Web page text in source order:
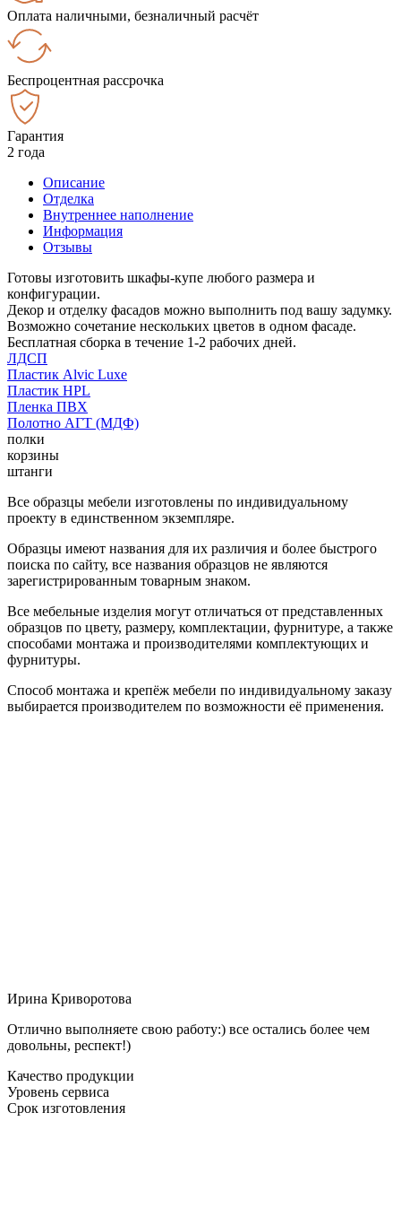
Оплата наличными, безналичный расчёт
Беспроцентная рассрочка
Гарантия
2 года
Описание
Отделка
Внутреннее наполнение
Информация
Отзывы
Готовы изготовить шкафы-купе любого размера и
конфигурации.
Декор и отделку фасадов можно выполнить под вашу задумку.
Возможно сочетание нескольких цветов в одном фасаде.
Бесплатная сборка в течение 1-2 рабочих дней.
ЛДСП
Пластик Alvic Luxe
Пластик HPL
Пленка ПВХ
Полотно АГТ (МДФ)
полки
корзины
штанги
Все образцы мебели изготовлены по индивидуальному
проекту в единственном экземпляре.
Образцы имеют названия для их различия и более быстрого
поиска по сайту, все названия образцов не являются
зарегистрированным товарным знаком.
Все мебельные изделия могут отличаться от представленных
образцов по цвету, размеру, комплектации, фурнитуре, а также
способами монтажа и производителями комплектующих и
фурнитуры.
Способ монтажа и крепёж мебели по индивидуальному заказу
выбирается производителем по возможности её применения.
Ирина Криворотова
Отлично выполняете свою работу:) все остались более чем
довольны, респект!)
Качество продукции
Уровень сервиса
Срок изготовления